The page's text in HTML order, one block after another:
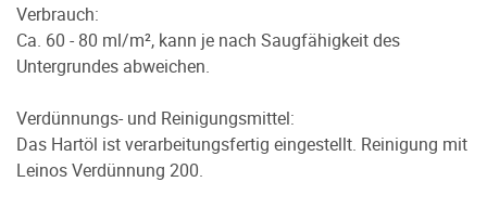
Verbrauch:
Ca. 60 - 80 ml/m², kann je nach Saugfähigkeit des
Untergrundes abweichen.
Verdünnungs- und Reinigungsmittel:
Das Hartöl ist verarbeitungsfertig eingestellt. Reinigung mit
Leinos Verdünnung 200.